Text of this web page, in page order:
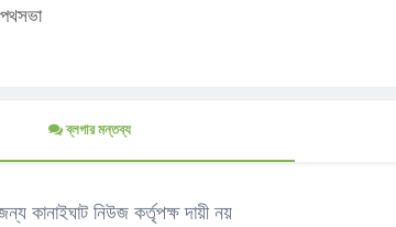
পথসভা
ব্লগার মন্তব্য
কানাইঘাট নিউজ কর্তৃপক্ষ দায়ী নয়